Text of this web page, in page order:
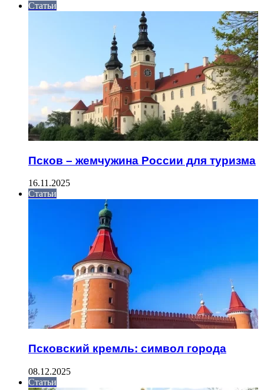
Статьи
Псков – жемчужина России для туризма
16.11.2025
Статьи
Псковский кремль: символ города
08.12.2025
Статьи